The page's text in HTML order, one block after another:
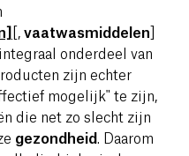
[, vaatwasmiddelen
onderdeel van
zijn echter
mogelijk" te zijn,
die net zo slecht zijn
gezondheid. Daarom